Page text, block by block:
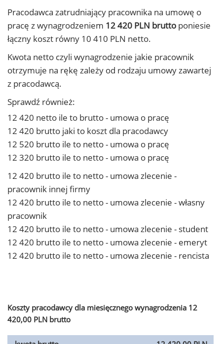
Pracodawca zatrudniający pracownika na umowę o
pracę z wynagrodzeniem 12 420 PLN brutto poniesie
łączny koszt równy 10 410 PLN netto.
Kwota netto czyli wynagrodzenie jakie pracownik
otrzymuje na rękę zależy od rodzaju umowy zawartej
z pracodawcą.
Sprawdź również:
12 420 netto ile to brutto - umowa o pracę
12 420 brutto jaki to koszt dla pracodawcy
12 520 brutto ile to netto - umowa o pracę
12 320 brutto ile to netto - umowa o pracę
12 420 brutto ile to netto - umowa zlecenie -
pracownik innej firmy
12 420 brutto ile to netto - umowa zlecenie - własny
pracownik
12 420 brutto ile to netto - umowa zlecenie - student
12 420 brutto ile to netto - umowa zlecenie - emeryt
12 420 brutto ile to netto - umowa zlecenie - rencista
Koszty pracodawcy dla miesięcznego wynagrodzenia 12
420,00 PLN brutto